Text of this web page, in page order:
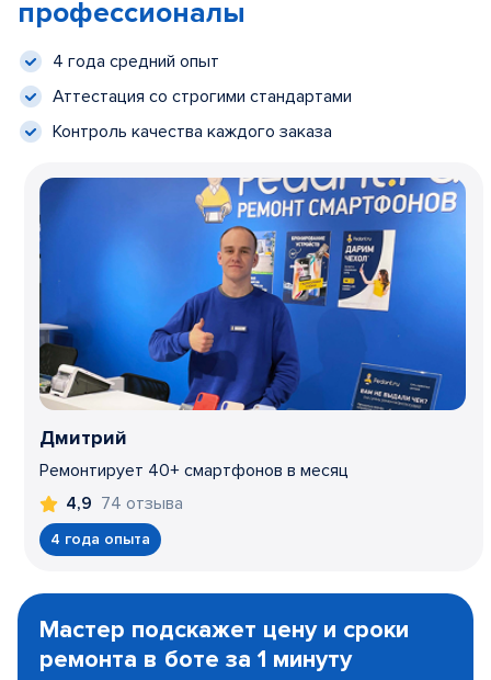
профессионалы
4 года средний опыт
Аттестация со строгими стандартами
Контроль качества каждого заказа
Дмитрий
Ремонтирует 40+ смартфонов в месяц
4,9 74 отзыва
4 года опыта
1
Мастер подскажет цену и сроки
ремонта в боте за 1 минуту